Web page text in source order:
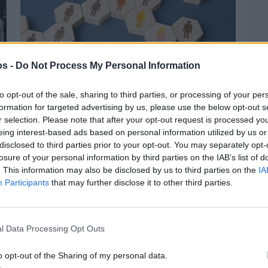
- Do Not Process My Personal Information
opt-out of the sale, sharing to third parties, or processing of your
for targeted advertising by us, please use the below opt-out
selection. Please note that after your opt-out request is processed
interest-based ads based on personal information utilized by us
to third parties prior to your opt-out. You may separately
of your personal information by third parties on the IAB’s list of
This information may also be disclosed by us to third parties on the
Participants that may further disclose it to other third parties.
Data Processing Opt Outs
opt-out of the Sharing of my personal data.
Πριν 2 ημέρες
Αδειάζουν τα νησιά – Το δημογραφικό στο
«κόκκινο»